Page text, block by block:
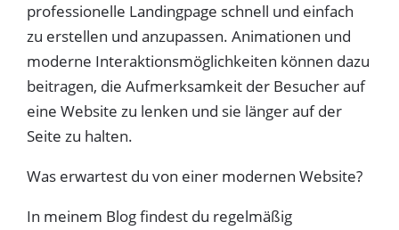
professionelle Landingpage schnell und einfach
zu erstellen und anzupassen. Animationen und
moderne Interaktionsmöglichkeiten können dazu
beitragen, die Aufmerksamkeit der Besucher auf
eine Website zu lenken und sie länger auf der
Seite zu halten.
Was erwartest du von einer modernen Website?
In meinem Blog findest du regelmäßig